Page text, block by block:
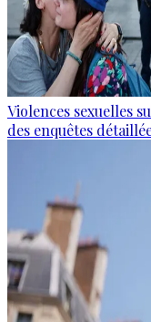
Violences sexuelles
des enquêtes